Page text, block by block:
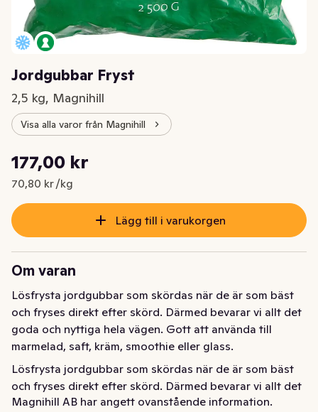
Jordgubbar Fryst
2,5 kg, Magnihill
Visa alla varor från Magnihill
Nuvarande pris är: 177,00 kr
177,00 kr
70,80 kr /kg
Styckpris: 70,80 kr /kg
Lägg till i varukorgen
Om varan
Lösfrysta jordgubbar som skördas när de är som bäst
och fryses direkt efter skörd. Därmed bevarar vi allt det
goda och nyttiga hela vägen. Gott att använda till
marmelad, saft, kräm, smoothie eller glass.
Lösfrysta jordgubbar som skördas när de är som bäst
och fryses direkt efter skörd. Därmed bevarar vi allt det
goda och nyttiga hela vägen. Gott att använda till
Magnihill AB har angett ovanstående information.